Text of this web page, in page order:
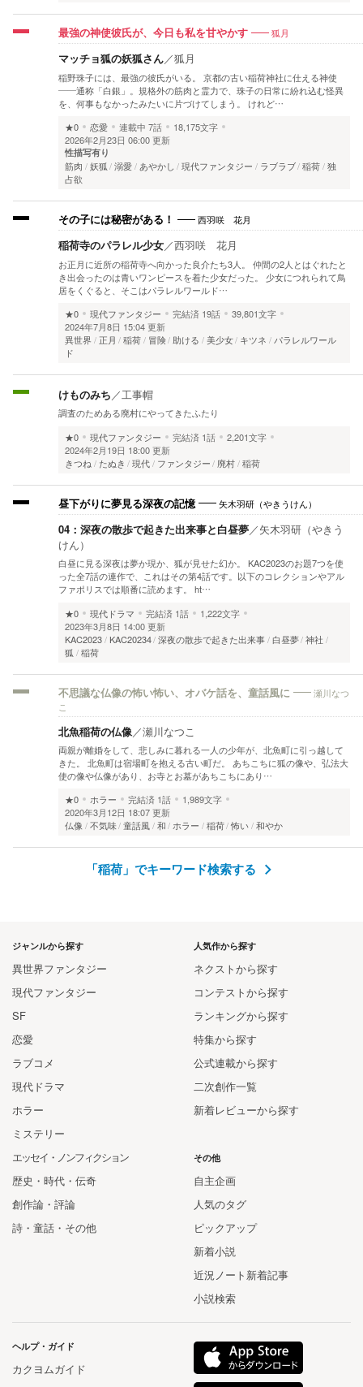
最強の神使彼氏が、今日も私を甘やかす 狐月
マッチョ狐の妖狐さん／狐月
稲野珠子には、最強の彼氏がいる。 京都の古い稲荷神社に仕える神使
――通称「白銀」。規格外の筋肉と霊力で、珠子の日常に紛れ込む怪異
を、何事もなかったみたいに片づけてしまう。 けれど…
★0
恋愛 連載中 7話
18,175文字
2026年2月23日 06:00 更新
性描写有り
筋肉 妖狐 溺愛 あやかし 現代ファンタジー ラブラブ 稲荷 独
占欲
その子には秘密がある！ 西羽咲 花月
稲荷寺のパラレル少女／西羽咲 花月
お正月に近所の稲荷寺へ向かった良介たち3人。 仲間の2人とはぐれたと
き出会ったのは青いワンピースを着た少女だった。 少女につれられて鳥
居をくぐると、そこはパラレルワールド…
★0
現代ファンタジー 完結済 19話
39,801文字
2024年7月8日 15:04 更新
異世界
正月 稲荷 冒険 助ける 美少女 キツネ
パラレルワール
ド
けものみち／工事帽
調査のためある廃村にやってきたふたり
★0
現代ファンタジー 完結済 1話
2,201文字
2024年2月19日 18:00 更新
きつね
たぬき 現代 ファンタジー 廃村 稲荷
昼下がりに夢見る深夜の記憶 矢木羽研（やきうけん）
04：深夜の散歩で起きた出来事と白昼夢／矢木羽研（やきう
けん）
白昼に見る深夜は夢か現か、狐が見せた幻か。 KAC2023のお題7つを使
った全7話の連作で、これはその第4話です。以下のコレクションやアル
ファポリスでは順番に読めます。 ht…
★0
現代ドラマ 完結済 1話
1,222文字
2023年3月8日 14:00 更新
KAC2023
KAC20234 深夜の散歩で起きた出来事 白昼夢 神社
狐
稲荷
不思議な仏像の怖い怖い、オバケ話を、童話風に
瀬川なつ
こ
北魚稲荷の仏像 ／瀬川なつこ
両親が離婚をして、悲しみに暮れる一人の少年が、北魚町に引っ越して
きた。 北魚町は宿場町を抱える古い町だ。 あちこちに狐の像や、弘法大
使の像や仏像があり、お寺とお墓があちこちにあり…
★0
ホラー 完結済 1話
1,989文字
2020年3月12日 18:07 更新
仏像 不気味 童話風 和 ホラー 稲荷 怖い 和やか
「稲荷」でキーワード検索する
人気作から探す
ネクストから探す
コンテストから探す
ランキングから探す
特集から探す
公式連載から探す
二次創作一覧
新着レビューから探す
ジャンルから探す
異世界ファンタジー
現代ファンタジー
SF
恋愛
ラブコメ
現代ドラマ
ホラー
ミステリー
エッセイ・ノンフィクション
歴史・時代・伝奇
創作論・評論
詩・童話・その他
その他
自主企画
人気のタグ
ピックアップ
新着小説
近況ノート新着記事
小説検索
ヘルプ・ガイド
カクヨムガイド